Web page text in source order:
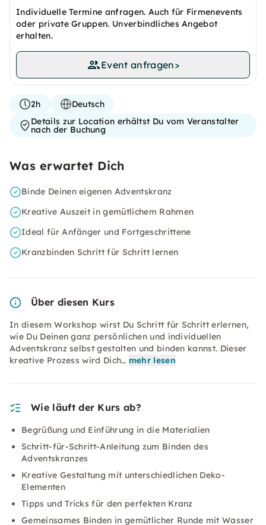
Individuelle Termine anfragen. Auch für Firmenevents
oder private Gruppen. Unverbindliches Angebot
erhalten.
Event anfragen>
2h
Deutsch
Details zur Location erhältst Du vom Veranstalter
nach der Buchung
Was erwartet Dich
Binde Deinen eigenen Adventskranz
Kreative Auszeit in gemütlichem Rahmen
Ideal für Anfänger und Fortgeschrittene
Kranzbinden Schritt für Schritt lernen
Über diesen Kurs
In diesem Workshop wirst Du Schritt für Schritt erlernen,
wie Du Deinen ganz persönlichen und individuellen
Adventskranz selbst gestalten und binden kannst. Dieser
kreative Prozess wird Dich… mehr lesen
Wie läuft der Kurs ab?
Begrüßung und Einführung in die Materialien
Schritt-für-Schritt-Anleitung zum Binden des
Adventskranzes
Kreative Gestaltung mit unterschiedlichen Deko-
Elementen
Tipps und Tricks für den perfekten Kranz
Gemeinsames Binden in gemütlicher Runde mit Wasser